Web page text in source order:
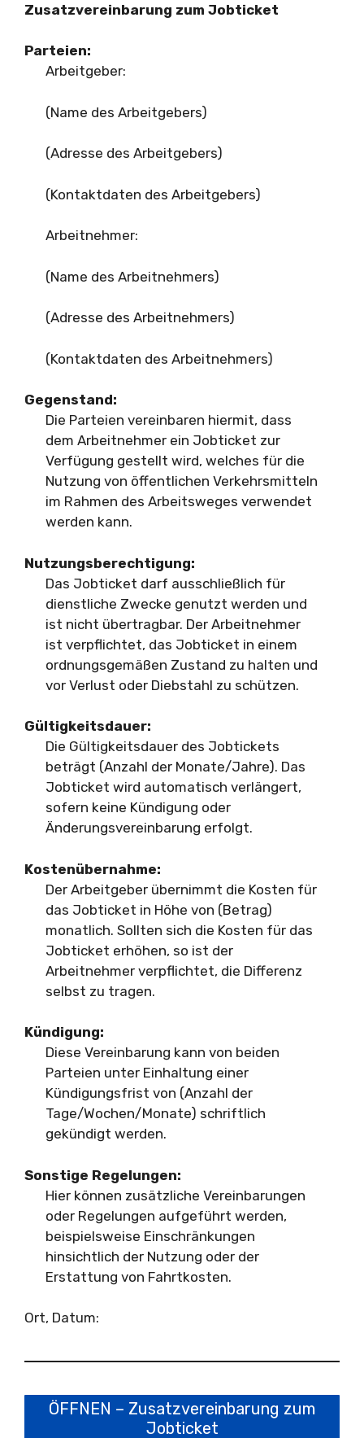
Zusatzvereinbarung zum Jobticket
Parteien:
Arbeitgeber:
(Name des Arbeitgebers)
(Adresse des Arbeitgebers)
(Kontaktdaten des Arbeitgebers)
Arbeitnehmer:
(Name des Arbeitnehmers)
(Adresse des Arbeitnehmers)
(Kontaktdaten des Arbeitnehmers)
Gegenstand:
Die Parteien vereinbaren hiermit, dass
dem Arbeitnehmer ein Jobticket zur
Verfügung gestellt wird, welches für die
Nutzung von öffentlichen Verkehrsmitteln
im Rahmen des Arbeitsweges verwendet
werden kann.
Nutzungsberechtigung:
Das Jobticket darf ausschließlich für
dienstliche Zwecke genutzt werden und
ist nicht übertragbar. Der Arbeitnehmer
ist verpflichtet, das Jobticket in einem
ordnungsgemäßen Zustand zu halten und
vor Verlust oder Diebstahl zu schützen.
Gültigkeitsdauer:
Die Gültigkeitsdauer des Jobtickets
beträgt (Anzahl der Monate/Jahre). Das
Jobticket wird automatisch verlängert,
sofern keine Kündigung oder
Änderungsvereinbarung erfolgt.
Kostenübernahme:
Der Arbeitgeber übernimmt die Kosten für
das Jobticket in Höhe von (Betrag)
monatlich. Sollten sich die Kosten für das
Jobticket erhöhen, so ist der
Arbeitnehmer verpflichtet, die Differenz
selbst zu tragen.
Kündigung:
Diese Vereinbarung kann von beiden
Parteien unter Einhaltung einer
Kündigungsfrist von (Anzahl der
Tage/Wochen/Monate) schriftlich
gekündigt werden.
Sonstige Regelungen:
Hier können zusätzliche Vereinbarungen
oder Regelungen aufgeführt werden,
beispielsweise Einschränkungen
hinsichtlich der Nutzung oder der
Erstattung von Fahrtkosten.
Ort, Datum:
ÖFFNEN – Zusatzvereinbarung zum
Jobticket